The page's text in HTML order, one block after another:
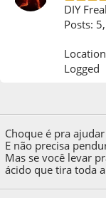
DIY
Posts:
Logged
Choque é pra
E não precisa
Mas se você levar
ácido que tira toda